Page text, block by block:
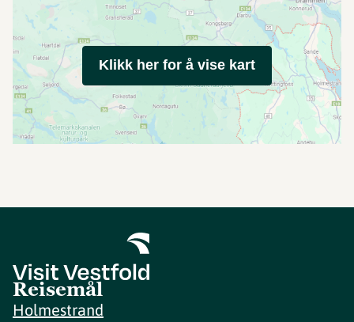
Klikk her for å vise kart
Reisemål
Holmestrand